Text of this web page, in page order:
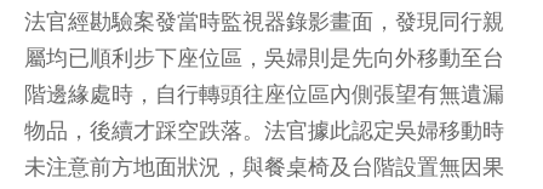
法官經勘驗案發當時監視器錄影畫面，發現同行親
屬均已順利步下座位區，吳婦則是先向外移動至台
階邊緣處時，自行轉頭往座位區內側張望有無遺漏
物品，後續才踩空跌落。法官據此認定吳婦移動時
未注意前方地面狀況，與餐桌椅及台階設置無因果